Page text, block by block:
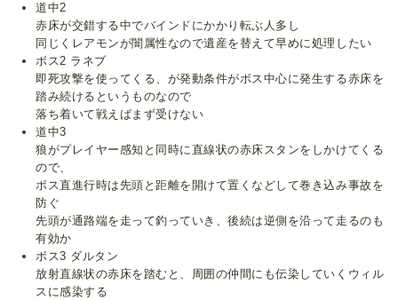
道中2
赤床が交錯する中でバインドにかかり転ぶ人多し
同じくレアモンが闇属性なので遺産を替えて早めに処理したい
ボス2 ラネブ
即死攻撃を使ってくる、が発動条件がボス中心に発生する赤床を
踏み続けるというものなので
落ち着いて戦えばまず受けない
道中3
狼がプレイヤー感知と同時に直線状の赤床スタンをしかけてくる
ので、
ボス直進行時は先頭と距離を開けて置くなどして巻き込み事故を
防ぐ
先頭が通路端を走って釣っていき、後続は逆側を沿って走るのも
有効か
ボス3 ダルタン
放射直線状の赤床を踏むと、周囲の仲間にも伝染していくウィル
スに感染する